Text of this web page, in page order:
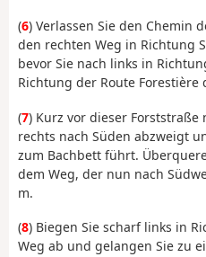
(6) Verlassen Sie den Chemin
den rechten Weg in Richtung
bevor Sie nach links in
Richtung der Route Forestière
(7) Kurz vor dieser Forststraße
rechts nach Süden abzweigt
zum Bachbett führt.
dem Weg, der nun nach
m.
(8) Biegen Sie scharf links in
Weg ab und gelangen Sie zu